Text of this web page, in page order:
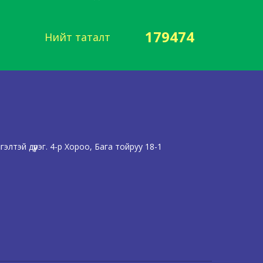
Нийт таталт 179474
дүүрэг. 4-р Хороо, Бага тойруу 18-1